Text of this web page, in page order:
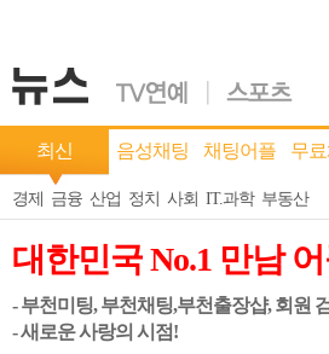
최신 음성채팅 채팅어플 무
경제 금융 산업 정치 사회 IT.과학 부동산
대한민국 No.1 만남
- 부천미팅, 부천채팅,부천출장샵, 회원
- 새로운 사랑의 시점!